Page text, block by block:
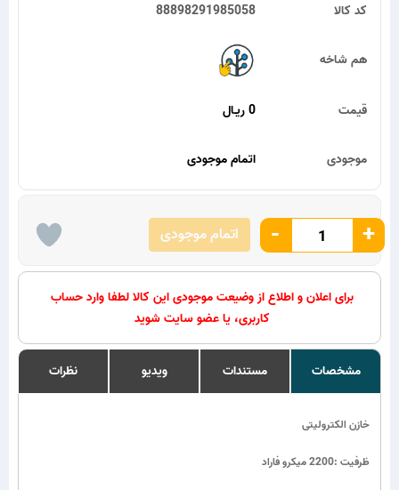
88898291985058 کد کالا
هم شاخه
0 ریـال قیمت
اتمام موجودی موجودی
اتمام موجودی - +
برای اعلان و اطلاع از وضیعت موجودی این کالا لطفا وارد حساب
کاربری، یا عضو سایت شوید
مشخصات مستندات ویدیو نظرات
خازن الکترولیتی
ظرفیت :2200 میکرو فاراد